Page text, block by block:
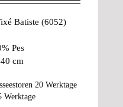
Batiste (6052)
Pes
cm
20 Werktage
Werktage